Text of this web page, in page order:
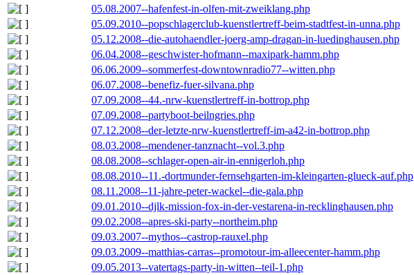
05.08.2007--hafenfest-in-olfen-mit-zweiklang.php
05.09.2010--popschlagerclub-kuenstlertreff-beim-stadtfest-in-unna.php
05.12.2008--die-autohaendler-joerg-amp-dragan-in-luedinghausen.php
06.04.2008--geschwister-hofmann--maxipark-hamm.php
06.06.2009--sommerfest-downtownradio77--witten.php
06.07.2008--benefiz-fuer-silvana.php
07.09.2008--44.-nrw-kuenstlertreff-in-bottrop.php
07.09.2008--partyboot-beilngries.php
07.12.2008--der-letzte-nrw-kuenstlertreff-im-a42-in-bottrop.php
08.03.2008--mendener-tanznacht--vol.3.php
08.08.2008--schlager-open-air-in-ennigerloh.php
08.08.2010--11.-dortmunder-fernsehgarten-im-kleingarten-glueck-auf.php
08.11.2008--11-jahre-peter-wackel--die-gala.php
09.01.2010--djlk-mission-fox-in-der-vestarena-in-recklinghausen.php
09.02.2008--apres-ski-party--northeim.php
09.03.2007--mythos--castrop-rauxel.php
09.03.2009--matthias-carras--promotour-im-alleecenter-hamm.php
09.05.2013--vatertags-party-in-witten--teil-1.php